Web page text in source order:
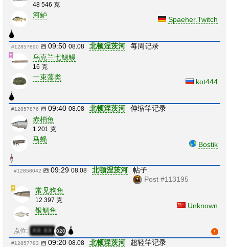
48 546 克
河鲈
Spaeher.Twitch
#12857890 09:50 08.08 北顿涅茨河
每周记录
乌克兰七鳃鳗
16 克
一束藻类
kot444
#12857876 09:40 08.08 北顿涅茨河
伸缩竿记录
赤梢鱼
1 201 克
马蝇
Bostik
#12858042 09:29 08.08 北顿涅茨河
帖子
Post #113195
常见狗鱼
12 397 克
银鲷鱼
Unknown
点位: XX:XX 020
#12857783 09:20 08.08 北顿涅茨河
超轻竿记录